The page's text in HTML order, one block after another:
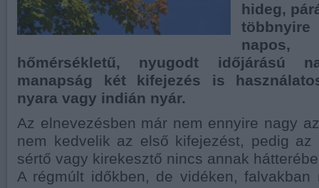
hideg,
hőmérsékletű, nyugodt időjárású
manapság két kifejezés is
nyara vagy indián nyár.
Az elnevezésben már nem ennyire nagy
nem kedvelik az első kifejezést, pedig az
sértő vagy kirekesztő nincs annak
A régmúlt időkben, de vidéken, falvakban